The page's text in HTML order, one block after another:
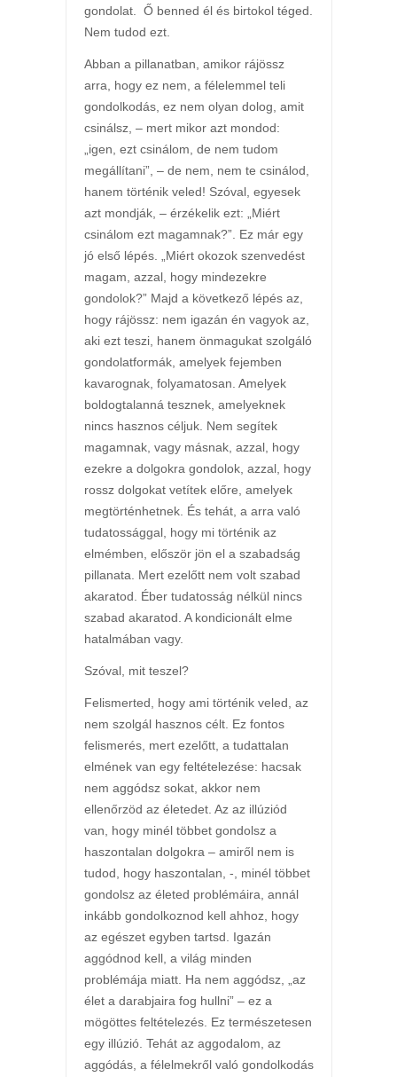
gondolat. Ő benned él és birtokol téged.
Nem tudod ezt.
Abban a pillanatban, amikor rájössz
arra, hogy ez nem, a félelemmel teli
gondolkodás, ez nem olyan dolog, amit
csinálsz, – mert mikor azt mondod:
„igen, ezt csinálom, de nem tudom
megállítani”, – de nem, nem te csinálod,
hanem történik veled! Szóval, egyesek
azt mondják, – érzékelik ezt: „Miért
csinálom ezt magamnak?”. Ez már egy
jó első lépés. „Miért okozok szenvedést
magam, azzal, hogy mindezekre
gondolok?” Majd a következő lépés az,
hogy rájössz: nem igazán én vagyok az,
aki ezt teszi, hanem önmagukat szolgáló
gondolatformák, amelyek fejemben
kavarognak, folyamatosan. Amelyek
boldogtalanná tesznek, amelyeknek
nincs hasznos céljuk. Nem segítek
magamnak, vagy másnak, azzal, hogy
ezekre a dolgokra gondolok, azzal, hogy
rossz dolgokat vetítek előre, amelyek
megtörténhetnek. És tehát, a arra való
tudatossággal, hogy mi történik az
elmémben, először jön el a szabadság
pillanata. Mert ezelőtt nem volt szabad
akaratod. Éber tudatosság nélkül nincs
szabad akaratod. A kondicionált elme
hatalmában vagy.
Szóval, mit teszel?
Felismerted, hogy ami történik veled, az
nem szolgál hasznos célt. Ez fontos
felismerés, mert ezelőtt, a tudattalan
elmének van egy feltételezése: hacsak
nem aggódsz sokat, akkor nem
ellenőrzöd az életedet. Az az illúziód
van, hogy minél többet gondolsz a
haszontalan dolgokra – amiről nem is
tudod, hogy haszontalan, -, minél többet
gondolsz az életed problémáira, annál
inkább gondolkoznod kell ahhoz, hogy
az egészet egyben tartsd. Igazán
aggódnod kell, a világ minden
problémája miatt. Ha nem aggódsz, „az
élet a darabjaira fog hullni” – ez a
mögöttes feltételezés. Ez természetesen
egy illúzió. Tehát az aggodalom, az
aggódás, a félelmekről való gondolkodás